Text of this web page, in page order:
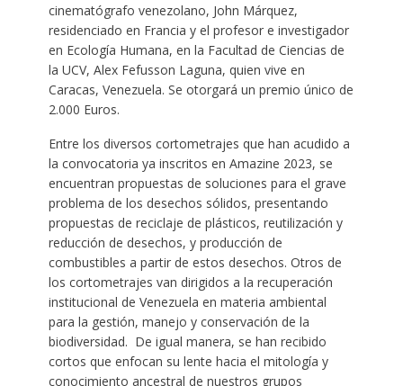
cinematógrafo venezolano, John Márquez,
residenciado en Francia y el profesor e investigador
en Ecología Humana, en la Facultad de Ciencias de
la UCV, Alex Fefusson Laguna, quien vive en
Caracas, Venezuela. Se otorgará un premio único de
2.000 Euros.
Entre los diversos cortometrajes que han acudido a
la convocatoria ya inscritos en Amazine 2023, se
encuentran propuestas de soluciones para el grave
problema de los desechos sólidos, presentando
propuestas de reciclaje de plásticos, reutilización y
reducción de desechos, y producción de
combustibles a partir de estos desechos. Otros de
los cortometrajes van dirigidos a la recuperación
institucional de Venezuela en materia ambiental
para la gestión, manejo y conservación de la
biodiversidad. De igual manera, se han recibido
cortos que enfocan su lente hacia el mitología y
conocimiento ancestral de nuestros grupos